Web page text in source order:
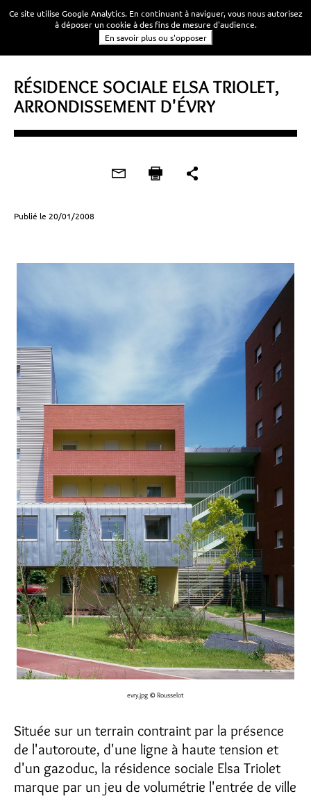
RÉSIDENCE SOCIALE ELSA TRIOLET,
ARRONDISSEMENT D'ÉVRY
Publié le 20/01/2008
evry.jpg © Rousselot
Située sur un terrain contraint par la présence
de l'autoroute, d'une ligne à haute tension et
d'un gazoduc, la résidence sociale Elsa Triolet
marque par un jeu de volumétrie l'entrée de ville
Ce site utilise Google Analytics. En continuant à naviguer, vous nous autorisez
à déposer un cookie à des fins de mesure d'audience.
En savoir plus ou s'opposer